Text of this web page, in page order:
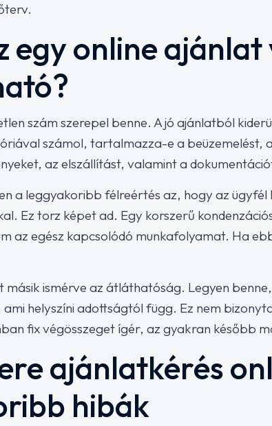
egy online
szám szerepel benne. A jó ajánlatból
számol, tartalmazza-e a beüzemelést,
az elszállítást, valamint a
a leggyakoribb félreértés az, hogy az ügyfél
Ez torz képet ad. Egy korszerű
az egész kapcsolódó munkafolyamat. Ha
másik ismérve az átláthatóság. Legyen
ami helyszíni adottságtól függ. Ez nem
fix végösszeget ígér, az gyakran később
ajánlatkérés
hibák